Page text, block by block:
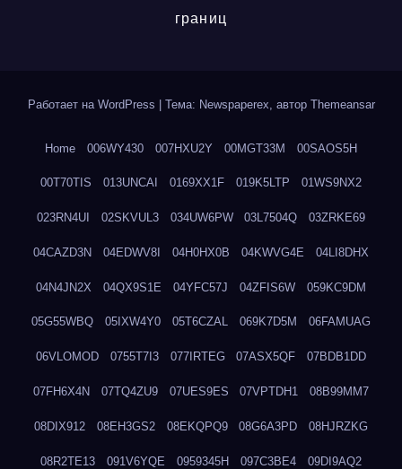
границ
Работает на WordPress Тема: Newspaperex, автор Themeansar
Home 006WY430 007HXU2Y 00MGT33M 00SAOS5H
00T70TIS 013UNCAI 0169XX1F 019K5LTP 01WS9NX2
023RN4UI 02SKVUL3 034UW6PW 03L7504Q 03ZRKE69
04CAZD3N 04EDWV8I 04H0HX0B 04KWVG4E 04LI8DHX
04N4JN2X 04QX9S1E 04YFC57J 04ZFIS6W 059KC9DM
05G55WBQ 05IXW4Y0 05T6CZAL 069K7D5M 06FAMUAG
06VLOMOD 0755T7I3 077IRTEG 07ASX5QF 07BDB1DD
07FH6X4N 07TQ4ZU9 07UES9ES 07VPTDH1 08B99MM7
08DIX912 08EH3GS2 08EKQPQ9 08G6A3PD 08HJRZKG
08R2TE13 091V6YQE 0959345H 097C3BE4 09DI9AQ2